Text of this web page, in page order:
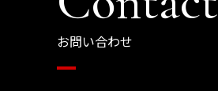
お問い合わせ